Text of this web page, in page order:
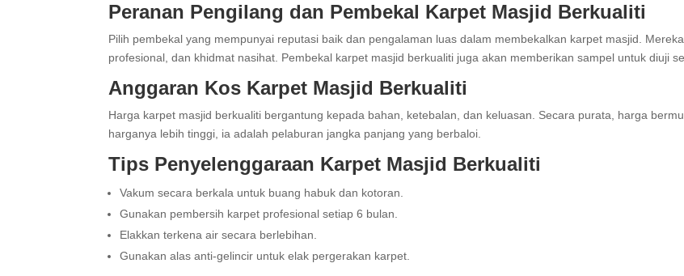
Peranan Pengilang dan Pembekal Karpet Masjid Berkualiti
Pilih pembekal yang mempunyai reputasi baik dan pengalaman luas dalam membekalkan karpet masjid.
profesional, dan khidmat nasihat. Pembekal karpet masjid berkualiti juga akan memberikan sampel untuk diuji
Anggaran Kos Karpet Masjid Berkualiti
Harga karpet masjid berkualiti bergantung kepada bahan, ketebalan, dan keluasan. Secara purata, harga
harganya lebih tinggi, ia adalah pelaburan jangka panjang yang berbaloi.
Tips Penyelenggaraan Karpet Masjid Berkualiti
Vakum secara berkala untuk buang habuk dan kotoran.
Gunakan pembersih karpet profesional setiap 6 bulan.
Elakkan terkena air secara berlebihan.
Gunakan alas anti-gelincir untuk elak pergerakan karpet.